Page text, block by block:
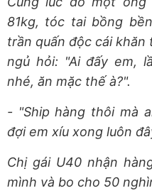
81kg, tóc tai bồng
trần quấn độc cái
ngủ hỏi: "Ai đấy em,
nhé, ăn mặc thế à?".
- "Ship hàng thôi mà
đợi em xíu xong luôn
Chị gái U40 nhận
mình và bo cho 50